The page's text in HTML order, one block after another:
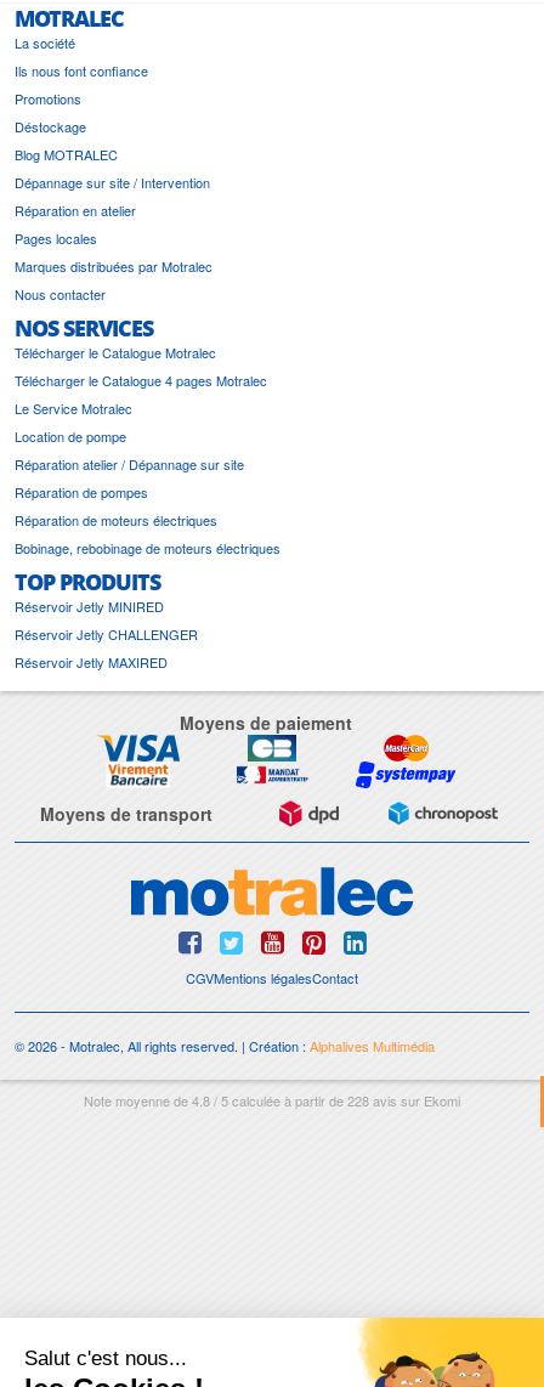
MOTRALEC
La société
Ils nous font confiance
Promotions
Déstockage
Blog MOTRALEC
Dépannage sur site / Intervention
Réparation en atelier
Pages locales
Marques distribuées par Motralec
Nous contacter
NOS SERVICES
Télécharger le Catalogue Motralec
Télécharger le Catalogue 4 pages Motralec
Le Service Motralec
Location de pompe
Réparation atelier / Dépannage sur site
Réparation de pompes
Réparation de moteurs électriques
Bobinage, rebobinage de moteurs électriques
TOP PRODUITS
Réservoir Jetly MINIRED
Réservoir Jetly CHALLENGER
Réservoir Jetly MAXIRED
Moyens de paiement
Moyens de transport
CGVMentions légalesContact
© 2026 - Motralec, All rights reserved. | Création :Alphalives Multimédia
Note moyenne de4.8/5calculée à partir de228avis sur Ekomi